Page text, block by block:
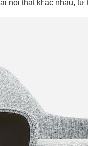
nội thất khác nhau, từ